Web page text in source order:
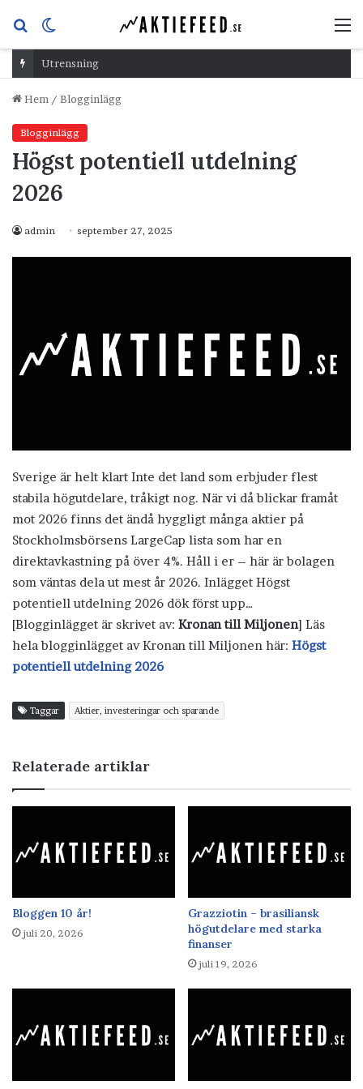
Sök
efterskin
Utrensning
Hem / Blogginlägg
Blogginlägg
Högst potentiell utdelning
2026
admin september 27, 2025
Sverige är helt klart Inte det land som erbjuder flest
stabila högutdelare, tråkigt nog. När vi då blickar framåt
mot 2026 finns det ändå hyggligt många aktier på
Stockholmsbörsens LargeCap lista som har en
direktavkastning på över 4%. Håll i er – här är bolagen
som väntas dela ut mest år 2026. Inlägget Högst
potentiell utdelning 2026 dök först upp…
[Blogginlägget är skrivet av: Kronan till Miljonen] Läs
hela blogginlägget av Kronan till Miljonen här: Högst
potentiell utdelning 2026
Taggar Aktier, investeringar och sparande
Relaterade artiklar
Bloggen 10 år!
juli 20, 2026
Grazziotin – brasiliansk
högutdelare med starka
finanser
juli 19, 2026